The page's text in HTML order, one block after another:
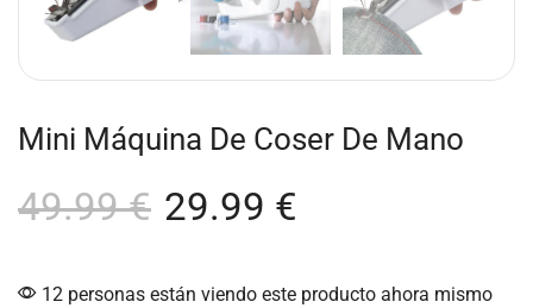
Mini Máquina De Coser De Mano
49.99€ 29.99 €
12 personas están viendo este producto ahora mismo